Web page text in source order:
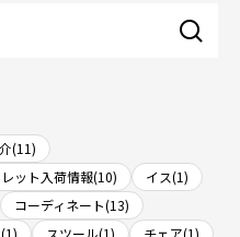
(11)
ット入荷情報(10)
イス(1)
コーディネート(13)
スツール(1)
チェア(1)